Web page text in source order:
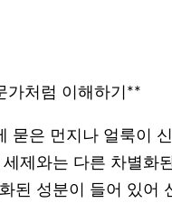
가처럼 이해하기**
묻은 먼지나 얼룩이
제와는 다른 차별화
된 성분이 들어 있어